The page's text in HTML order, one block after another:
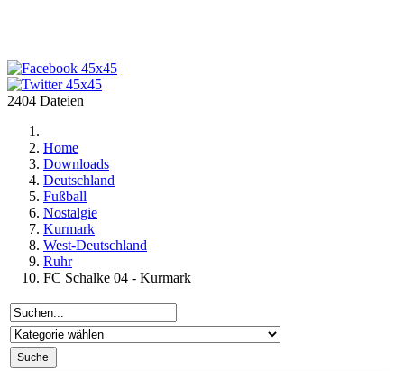
2404 Dateien
Home
Downloads
Deutschland
Fußball
Nostalgie
Kurmark
West-Deutschland
Ruhr
FC Schalke 04 - Kurmark